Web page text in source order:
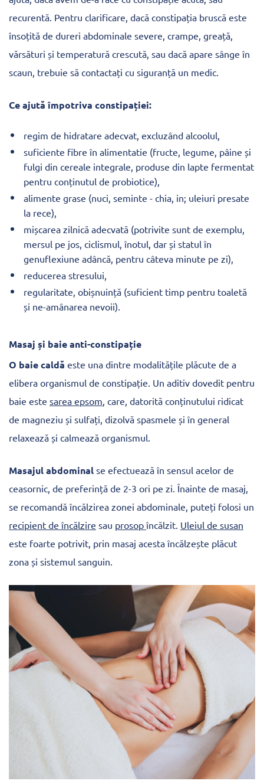
recurentă. Pentru clarificare, dacă constipația bruscă este
însoțită de dureri abdominale severe, crampe, greață,
vărsături și temperatură crescută, sau dacă apare sânge în
scaun, trebuie să contactați cu siguranță un medic.
Ce ajută împotriva constipației:
regim de hidratare adecvat, excluzând alcoolul,
suficiente fibre în alimentatie (fructe, legume, pâine și
fulgi din cereale integrale, produse din lapte fermentat
pentru conținutul de probiotice),
alimente grase (nuci, seminte - chia, in; uleiuri presate
la rece),
mișcarea zilnică adecvată (potrivite sunt de exemplu,
mersul pe jos, ciclismul, înotul, dar și statul în
genuflexiune adâncă, pentru câteva minute pe zi),
reducerea stresului,
regularitate, obișnuință (suficient timp pentru toaletă
și ne-amânarea nevoii).
Masaj și baie anti-constipație
O baie caldă este una dintre modalitățile plăcute de a
elibera organismul de constipație. Un aditiv dovedit pentru
baie este sarea epsom, care, datorită conținutului ridicat
de magneziu și sulfați, dizolvă spasmele și în general
relaxează și calmează organismul.
Masajul abdominal se efectuează în sensul acelor de
ceasornic, de preferință de 2-3 ori pe zi. Înainte de masaj,
se recomandă încălzirea zonei abdominale, puteți folosi un
recipient de încălzire sau prosop încălzit. Uleiul de susan
este foarte potrivit, prin masaj acesta încălzește plăcut
zona și sistemul sanguin.